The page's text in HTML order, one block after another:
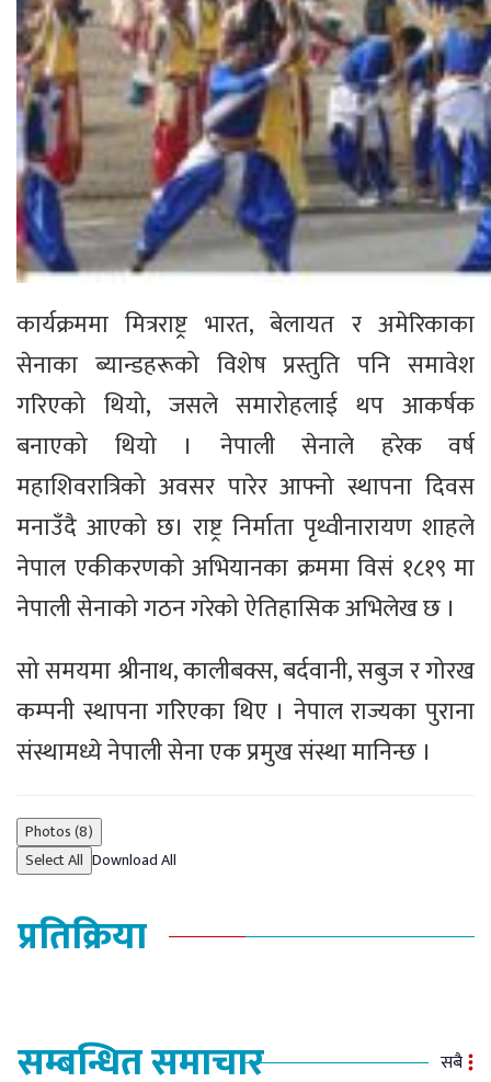
कार्यक्रममा मित्रराष्ट्र भारत, बेलायत र अमेरिकाका
सेनाका ब्यान्डहरूको विशेष प्रस्तुति पनि समावेश
गरिएको थियो, जसले समारोहलाई थप आकर्षक
बनाएको थियो । नेपाली सेनाले हरेक वर्ष
महाशिवरात्रिको अवसर पारेर आफ्नो स्थापना दिवस
मनाउँदै आएको छ। राष्ट्र निर्माता पृथ्वीनारायण शाहले
नेपाल एकीकरणको अभियानका क्रममा विसं १८१९ मा
नेपाली सेनाको गठन गरेको ऐतिहासिक अभिलेख छ ।
सो समयमा श्रीनाथ, कालीबक्स, बर्दवानी, सबुज र गोरख
कम्पनी स्थापना गरिएका थिए । नेपाल राज्यका पुराना
संस्थामध्ये नेपाली सेना एक प्रमुख संस्था मानिन्छ ।
Photos (8)
Select All Download All
प्रतिक्रिया
सम्बन्धित समाचार सबै